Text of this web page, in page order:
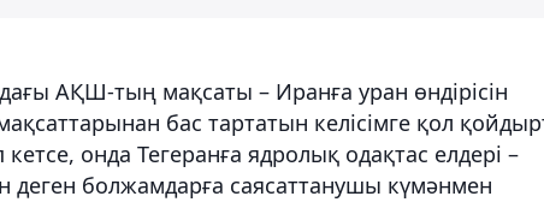
АҚШ-тың мақсаты – Иранға уран өндірісін
бас тартатын келісімге қол
онда Тегеранға ядролық одақтас елдері –
деген болжамдарға саясаттанушы күмәнмен